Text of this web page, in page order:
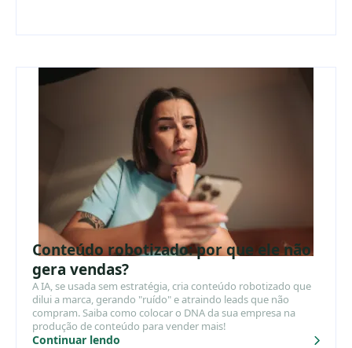
Conteúdo robotizado: por que ele não
gera vendas?
A IA, se usada sem estratégia, cria conteúdo robotizado que
dilui a marca, gerando "ruído" e atraindo leads que não
compram. Saiba como colocar o DNA da sua empresa na
produção de conteúdo para vender mais!
Continuar lendo